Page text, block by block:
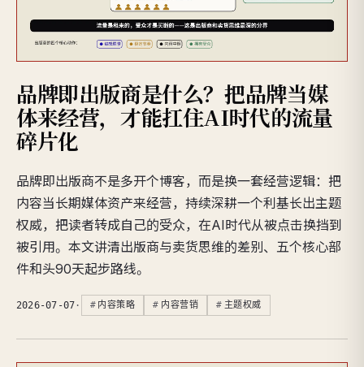
品牌即出版商是什么？把品牌当媒
体来经营，才能扛住AI时代的流量
碎片化
品牌即出版商不是多开个博客，而是换一套经营逻辑：把
内容当长期媒体资产来经营，持续深耕一个利基长出主题
权威，把读者转成自己的受众，在AI时代从被点击换挡到
被引用。本文讲清出版商与卖货思维的差别、五个核心部
件和头90天起步路线。
2026-07-07 · 内容策略 内容营销 主题权威